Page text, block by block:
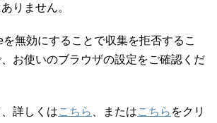
りません。
無効にすることで収集を拒否するこ
お使いのブラウザの設定をご確認くだ
詳しくはこちら 、またはこちら をクリ